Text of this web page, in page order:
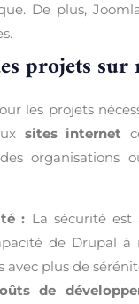
De plus,
projets sur
les projets
sites internet
: La sécurité
de Drupal
plus de
de